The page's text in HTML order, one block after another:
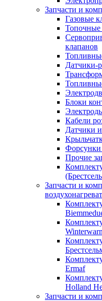
Запчасти и
Газовые
Топочные
клапанов
Датчики-
Блоки
Кабели
Датчики
Прочие
Запчасти и
Ermaf
Holland
Запчасти и